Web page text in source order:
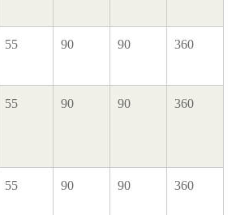
55 90 90 360
55 90 90 360
55 90 90 360